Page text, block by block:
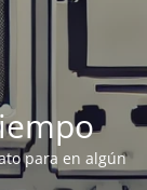
para en algún